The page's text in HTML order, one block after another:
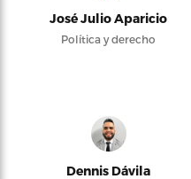
José Julio Aparicio
Política y derecho
Dennis Dávila